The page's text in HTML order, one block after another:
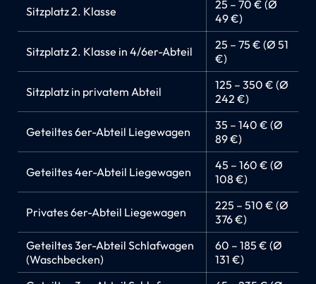
Sitzplatz 2. Klasse
25 – 70 € (Ø
49 €)
Sitzplatz 2. Klasse in 4/6er-Abteil
25 – 75 € (Ø 51
€)
Sitzplatz in privatem Abteil
125 – 350 € (Ø
242 €)
Geteiltes 6er-Abteil Liegewagen
35 – 140 € (Ø
89 €)
Geteiltes 4er-Abteil Liegewagen
45 – 160 € (Ø
108 €)
Privates 6er-Abteil Liegewagen
225 – 510 € (Ø
376 €)
Geteiltes 3er-Abteil Schlafwagen
(Waschbecken)
60 – 185 € (Ø
131 €)